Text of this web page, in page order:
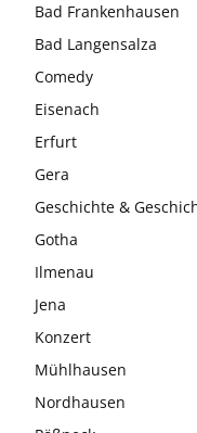
Bad Frankenhausen
Bad Langensalza
Comedy
Eisenach
Erfurt
Gera
Geschichte &
Gotha
Ilmenau
Jena
Konzert
Mühlhausen
Nordhausen